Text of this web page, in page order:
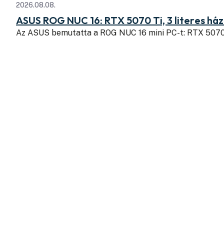
2026.08.08.
ASUS ROG NUC 16: RTX 5070 Ti, 3 literes
Az ASUS bemutatta a ROG NUC 16 mini PC-t: RTX